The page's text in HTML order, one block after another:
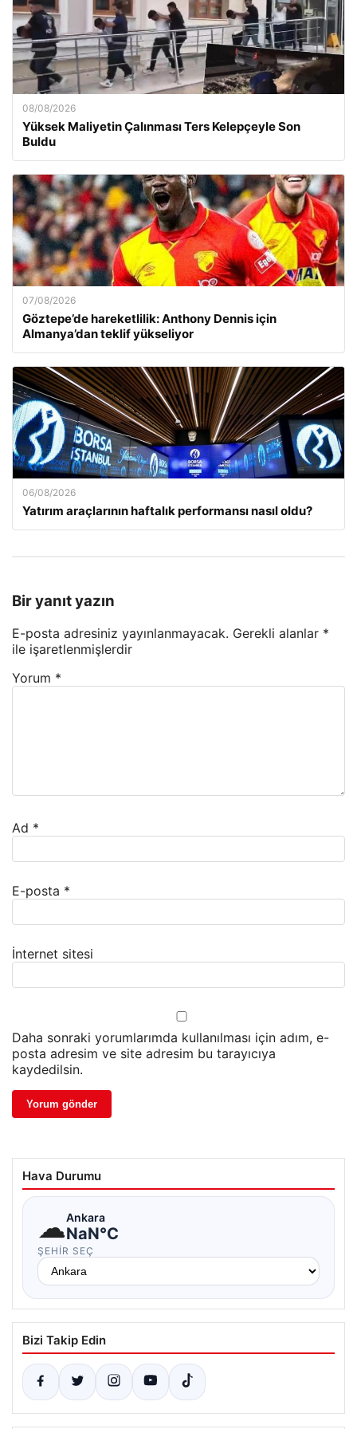
08/08/2026
Yüksek Maliyetin Çalınması Ters Kelepçeyle Son
Buldu
07/08/2026
Göztepe’de hareketlilik: Anthony Dennis için
Almanya’dan teklif yükseliyor
06/08/2026
Yatırım araçlarının haftalık performansı nasıl oldu?
Bir yanıt yazın
E-posta adresiniz yayınlanmayacak. Gerekli alanlar *
ile işaretlenmişlerdir
Yorum *
Ad *
E-posta *
İnternet sitesi
Daha sonraki yorumlarımda kullanılması için adım, e-
posta adresim ve site adresim bu tarayıcıya
kaydedilsin.
Hava Durumu
☁Ankara
NaN°C
ŞEHIR SEÇ
Bizi Takip Edin